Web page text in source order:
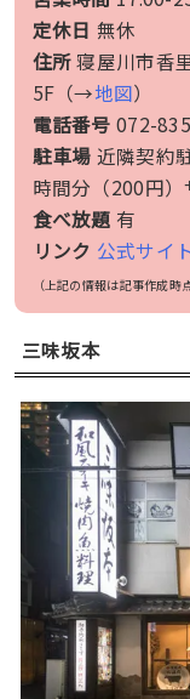
定休日 無休
住所寝屋川市香
5F（→地図）
電話番号 072-
駐車場 近隣契約
時間分（200円）
食べ放題 有
リンク 公式サイト
（上記の情報は記事作成時
三味坂本